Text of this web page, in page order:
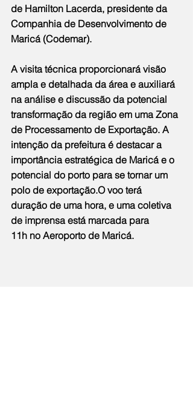
de Hamilton Lacerda, presidente da
Companhia de Desenvolvimento de
Maricá (Codemar).
A visita técnica proporcionará visão
ampla e detalhada da área e auxiliará
na análise e discussão da potencial
transformação da região em uma Zona
de Processamento de Exportação. A
intenção da prefeitura é destacar a
importância estratégica de Maricá e o
potencial do porto para se tornar um
polo de exportação.O voo terá
duração de uma hora, e uma coletiva
de imprensa está marcada para
11h no Aeroporto de Maricá.